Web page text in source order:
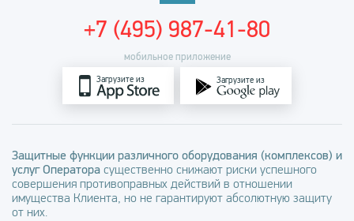
мобильное приложение
Загрузите из Загрузите из
+7 (495) 987-41-80
Защитные функции различного оборудования (комплексов) и
услуг Оператора существенно снижают риски успешного
совершения противоправных действий в отношении
имущества Клиента, но не гарантируют абсолютную защиту
от них.